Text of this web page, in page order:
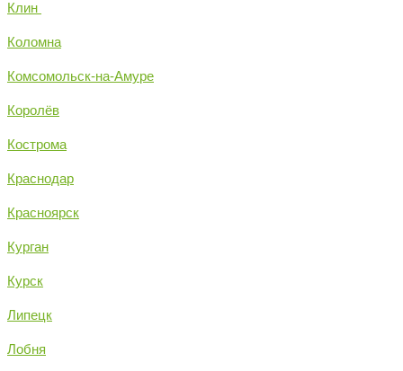
Клин
Коломна
Комсомольск-на-Амуре
Королёв
Кострома
Краснодар
Красноярск
Курган
Курск
Липецк
Лобня